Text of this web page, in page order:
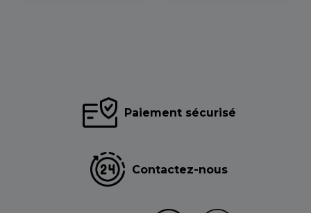
Paiement sécurisé
Contactez-nous